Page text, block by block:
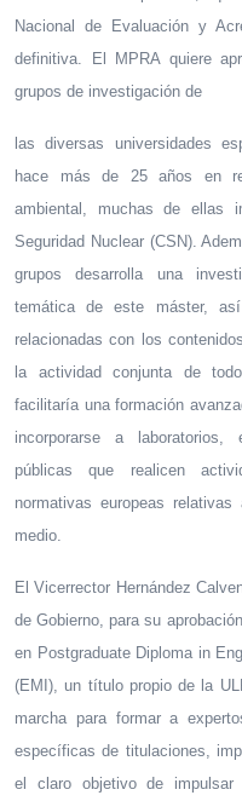
Nacional de Evaluación y
definitiva. El MPRA quiere
grupos de investigación de
las diversas universidades
hace más de 25 años en
ambiental, muchas de ellas
Seguridad Nuclear (CSN).
grupos desarrolla una
temática de este máster,
relacionadas con los
la actividad conjunta de
facilitaría una formación
incorporarse a laboratorios,
públicas que realicen
normativas europeas
medio.
El Vicerrector Hernández
de Gobierno, para su
en Postgraduate Diploma in
(EMI), un título propio de la
marcha para formar a
específicas de titulaciones,
el claro objetivo de impulsar